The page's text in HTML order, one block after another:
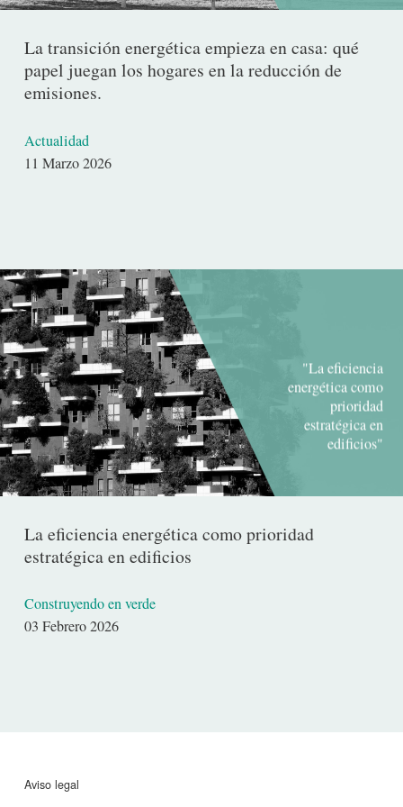
La transición energética empieza en casa: qué
papel juegan los hogares en la reducción de
emisiones.
Actualidad
Fecha11 Marzo 2026
"La eficiencia
energética como
prioridad
estratégica en
edificios"
La eficiencia energética como prioridad
estratégica en edificios
Construyendo en verde
Fecha03 Febrero 2026
Aviso legal